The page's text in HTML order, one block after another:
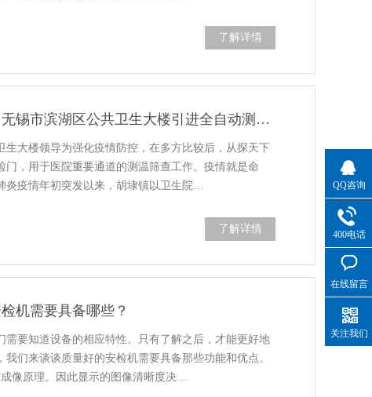
了解详情
代替人工测温筛查，无锡市滨湖区公共卫生大楼引进全自动测温安检门
生大楼领导为强化疫情防控，在多方比较后，从探天下
门，用于医院重要通道的测温筛查工作。疫情就是命
炎疫情年初突发以来，胡埭镇以卫生院…
了解详情
机需要具备哪些？
需要知道设备的相应特性。只有了解之后，才能更好地
们来谈谈质量好的安检机需要具备那些功能和优点。
像原理。因此显示的图像清晰度决…
QQ咨询
400电话
在线留言
关注我们